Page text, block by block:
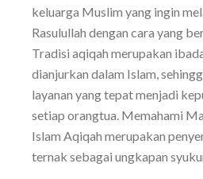
keluarga Muslim yang ingin
Rasulullah dengan cara yang
Tradisi aqiqah merupakan
dianjurkan dalam Islam,
layanan yang tepat menjadi
setiap orangtua. Memahami
Islam Aqiqah merupakan
ternak sebagai ungkapan